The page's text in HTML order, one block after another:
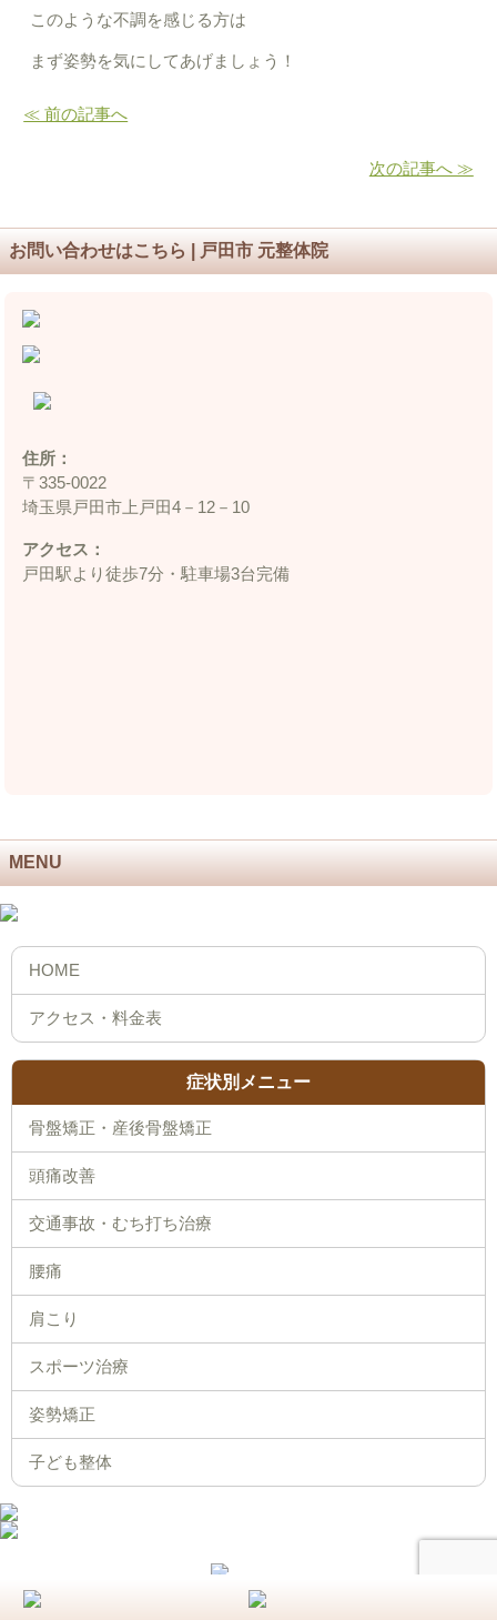
このような不調を感じる方は
まず姿勢を気にしてあげましょう！
≪ 前の記事へ
次の記事へ ≫
お問い合わせはこちら | 戸田市 元整体院
住所：
〒335‐0022
埼玉県戸田市上戸田4－12－10
アクセス：
戸田駅より徒歩7分・駐車場3台完備
MENU
症状別メニュー
骨盤矯正・産後骨盤矯正
頭痛改善
交通事故・むち打ち治療
腰痛
肩こり
スポーツ治療
姿勢矯正
子ども整体
COPYRIGHT© 元整体院 Design by PORTALS